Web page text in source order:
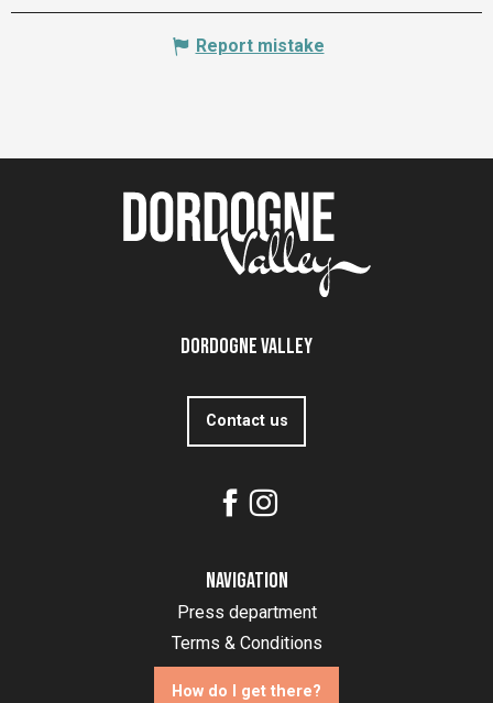
Report mistake
Dordogne Valley
Contact us
Navigation
Press department
Terms & Conditions
How do I get there?